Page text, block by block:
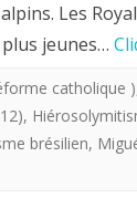
:
Les
jeunes…
catholique )
,
brésilien,